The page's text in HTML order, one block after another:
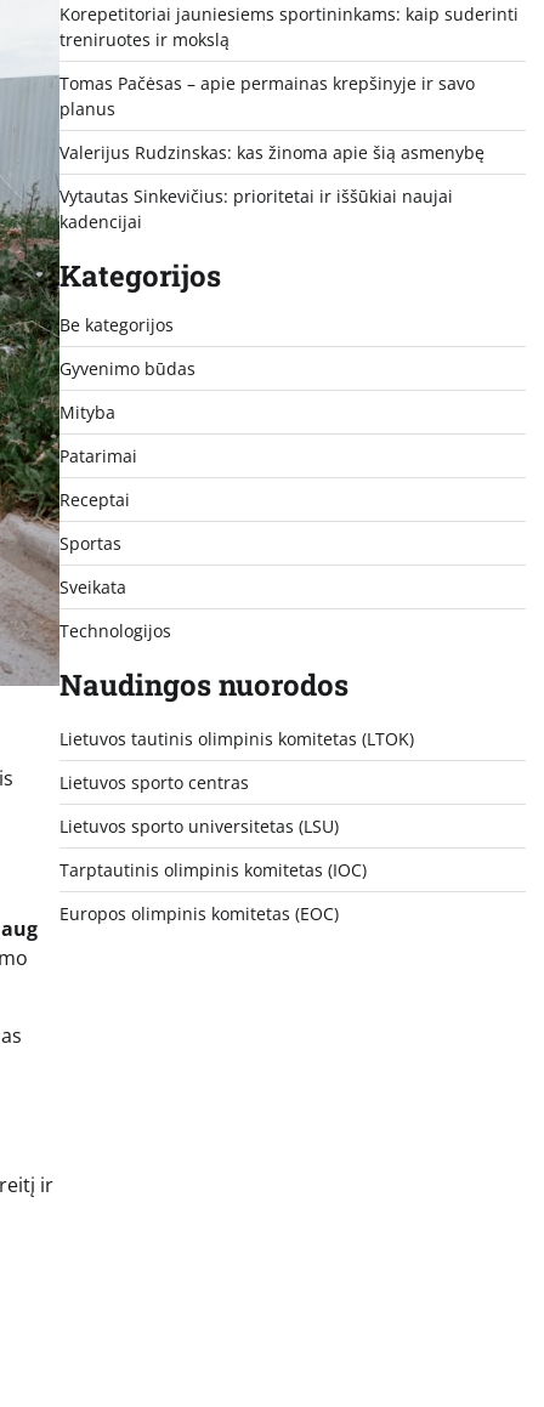
ir
Korepetitoriai jauniesiems sportininkams: kaip suderinti
treniruotes ir mokslą
Tomas Pačėsas – apie permainas krepšinyje ir savo
planus
Valerijus Rudzinskas: kas žinoma apie šią asmenybę
Vytautas Sinkevičius: prioritetai ir iššūkiai naujai
kadencijai
Kategorijos
Be kategorijos
Gyvenimo būdas
Mityba
Patarimai
Receptai
Sportas
Sveikata
Technologijos
Naudingos nuorodos
Lietuvos tautinis olimpinis komitetas (LTOK)
Lietuvos sporto centras
Lietuvos sporto universitetas (LSU)
Tarptautinis olimpinis komitetas (IOC)
Europos olimpinis komitetas (EOC)